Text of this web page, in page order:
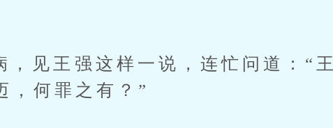
王强这样一说，连忙问道：“王
，何罪之有？”